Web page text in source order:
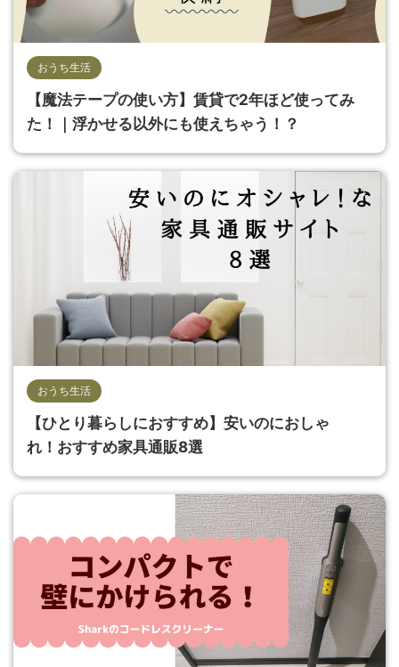
おうち生活
【魔法テープの使い方】賃貸で2年ほど使ってみ
た！｜浮かせる以外にも使えちゃう！？
おうち生活
【ひとり暮らしにおすすめ】安いのにおしゃ
れ！おすすめ家具通販8選